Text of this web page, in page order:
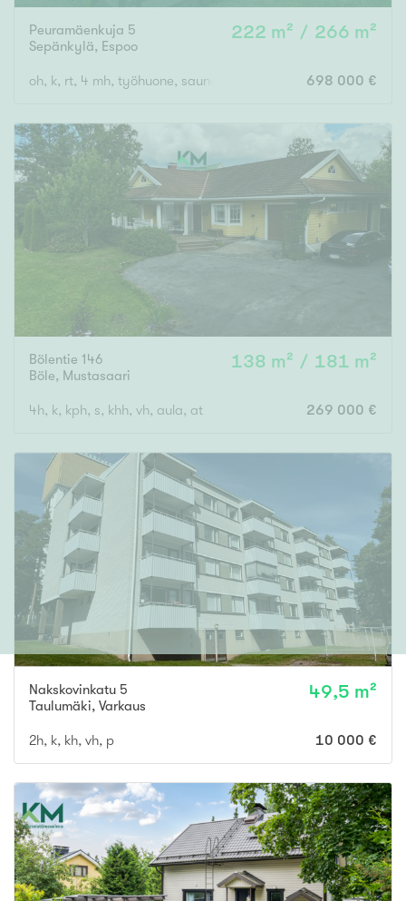
Peuramäenkuja 5
Sepänkylä, Espoo
222 m² / 266 m²
oh, k, rt, 4 mh, työhuone, saunaosasto, th, varasto, at/varasto
698 000 €
Bölentie 146
Böle, Mustasaari
138 m² / 181 m²
4h, k, kph, s, khh, vh, aula, at 269 000 €
Nakskovinkatu 5
Taulumäki, Varkaus
49,5 m²
2h, k, kh, vh, p 10 000 €